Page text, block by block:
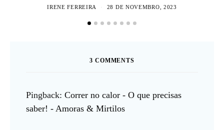
IRENE FERREIRA 28 DE NOVEMBRO, 2023
3 COMMENTS
Pingback: Correr no calor - O que precisas
saber! - Amoras & Mirtilos